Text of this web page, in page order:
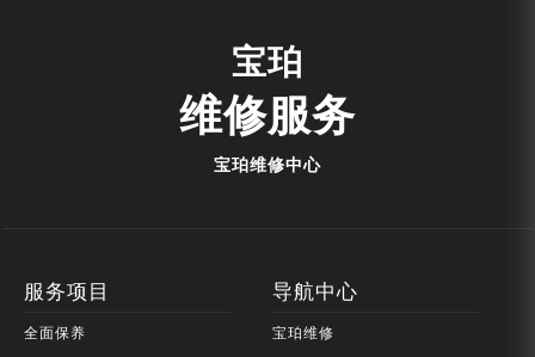
宝珀
维修服务
宝珀维修中心
服务项目
全面保养
导航中心
宝珀维修